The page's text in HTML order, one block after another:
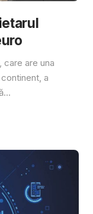
are una
a